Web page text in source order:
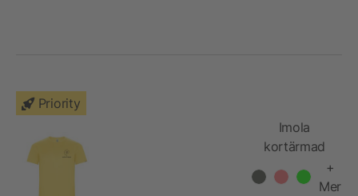
Priority
Imola
kortärmad
funktions T-
shirt för herr
+
Mer